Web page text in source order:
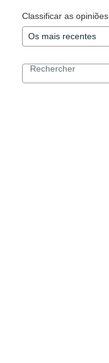
Classificar as opiniões